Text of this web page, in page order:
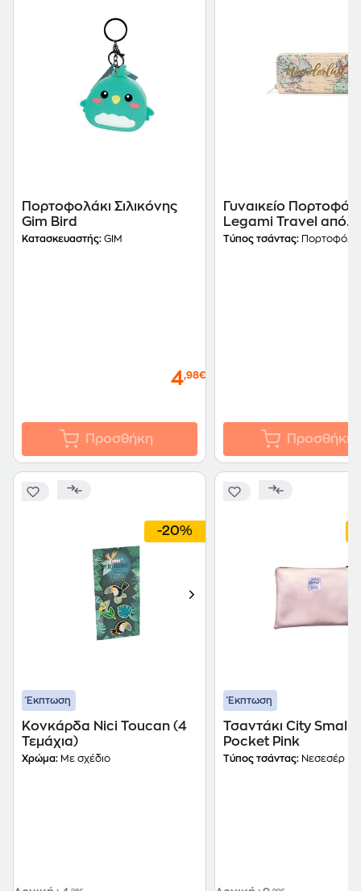
Πορτοφολάκι Σιλικόνης
Gim Bird
Κατασκευαστής: GIM
4,98€
Προσθήκη
Γυναικείο Πορτοφόλι
Legami Travel από
Τεχνητό Δέρμα Μπεζ
Τύπος τσάντας: Πορτοφόλι
Προσθήκη
-20%
Έκπτωση
Κονκάρδα Nici Toucan (4
Τεμάχια)
Χρώμα: Με σχέδιο
Έκπτωση
Τσαντάκι City Small
Pocket Pink
Τύπος τσάντας: Νεσεσέρ